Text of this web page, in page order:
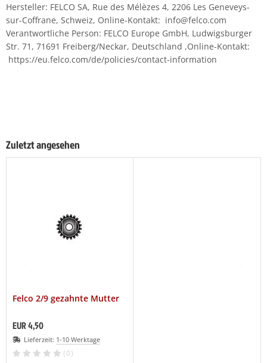
Hersteller: FELCO SA, Rue des Mélèzes 4, 2206 Les Geneveys-
sur-Coffrane, Schweiz, Online-Kontakt: info@felco.com
Verantwortliche Person: FELCO Europe GmbH, Ludwigsburger
Str. 71, 71691 Freiberg/Neckar, Deutschland ,Online-Kontakt:
https://eu.felco.com/de/policies/contact-information
Zuletzt angesehen
Felco 2/9 gezahnte Mutter
EUR 4,50
Lieferzeit: 1-10 Werktage
(0)